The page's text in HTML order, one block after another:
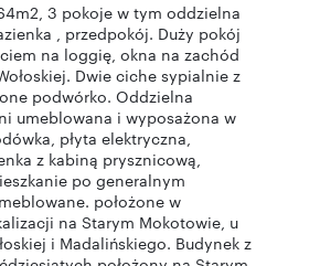
3 pokoje w tym oddzielna
, przedpokój. Duży pokój
na loggię, okna na zachód
Dwie ciche sypialnie z
podwórko. Oddzielna
umeblowana i wyposażona w
płyta elektryczna,
z kabiną prysznicową,
po generalnym
położone w
na Starym Mokotowie, u
i Madalińskiego. Budynek z